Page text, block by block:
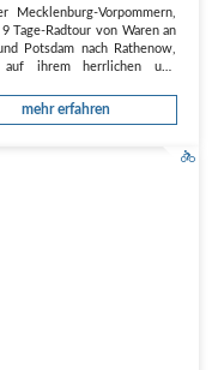
Mecklenburg-Vorpommern,
Tage-Radtour von Waren an
Potsdam nach Rathenow,
ihrem herrlichen und
mehr erfahren